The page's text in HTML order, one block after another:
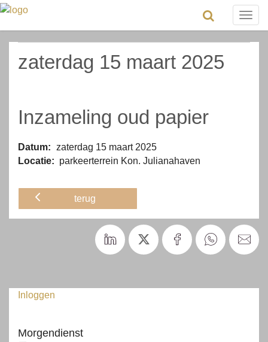
zaterdag 15 maart 2025
Inzameling oud papier
Datum: zaterdag 15 maart 2025
Locatie: parkeerterrein Kon. Julianahaven
terug
Inloggen
Morgendienst